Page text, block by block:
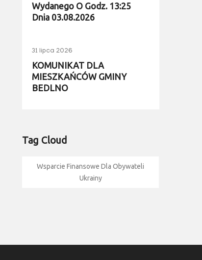
Wydanego O Godz. 13:25
Dnia 03.08.2026
31 lipca 2026
KOMUNIKAT DLA
MIESZKAŃCÓW GMINY
BEDLNO
Tag Cloud
Wsparcie Finansowe Dla Obywateli
Ukrainy